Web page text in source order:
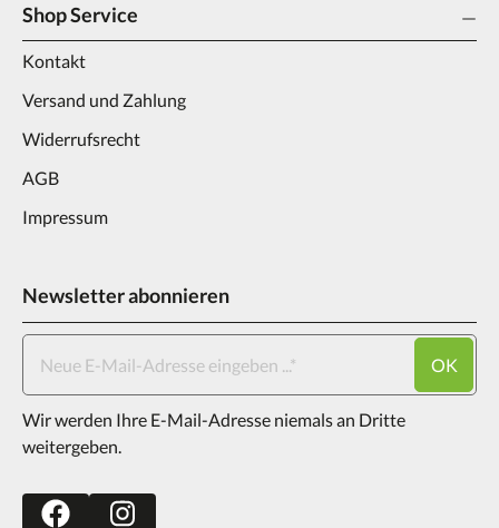
Shop Service
Kontakt
Versand und Zahlung
Widerrufsrecht
AGB
Impressum
Newsletter abonnieren
OK
Wir werden Ihre E-Mail-Adresse niemals an Dritte
weitergeben.